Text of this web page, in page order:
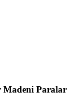
Madeni Paralar